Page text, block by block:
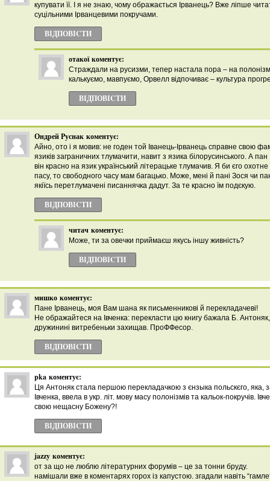
купувати її. І я не знаю, чому ображається Ірванець? Вже ліпше
суцільними Ірванцевими покручами.
ВІДПОВІCТИ
отакої коментує:
Страждали на русизми, тепер настала пора – на
калькуємо, мавпуємо, Орвелл відпочиває – культура
ВІДПОВІCТИ
Ондрей Руснак коментує:
Айно, ото і я мовив: не годен той Іванець-Ірванець справне свою
язиків заграничних тлумачити, навит з язика білорусинського. А
він красно на язик український літерацьке тлумачив. Я би єго
пасу, то свободного часу мам багацько. Може, мені й пані Зося чи
якіїсь перетлумачені писаннячка дадут. За те красно їм подєкую.
ВІДПОВІCТИ
читач коментує:
Може, ти за овечки приймаєш якусь іншу живність?
ВІДПОВІCТИ
мишко коментує:
Пане Ірванець, моя Вам шана як письменникові й перекладачеві!
Не ображайтеся на Івченка: перекласти цю книгу бажала Б.
дружинині витребеньки захищав. ПроФФесор.
ВІДПОВІCТИ
pka коментує:
Ця Антоняк стала першою перекладачкою з єнзыка польскєго, яка,
Івченка, ввела в укр. літ. мову масу полонізмів та кальок-покручів.
свою нещасну Божену?!
ВІДПОВІCТИ
jazzy коментує:
от за що не люблю літературних форумів – це за тонни бруду.
намішали вже в коментарях горох із капустою. згадали навіть